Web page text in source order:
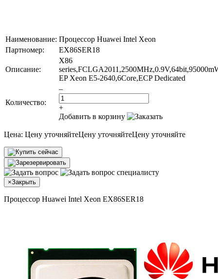
Наименование: Процессор Huawei Intel Xeon
Партномер:
EX86SER18
Описание:
X86
EP Xeon E5-2640,6Core,ECP Dedicated
Количество:
–
+
Добавить в корзину
Цена: Цену уточняйтеЦену уточняйтеЦену уточняйте
×Закрыть
Процессор Huawei Intel Xeon EX86SER18